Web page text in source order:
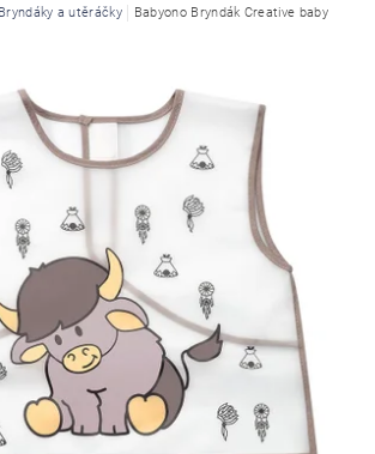
DĚTSKÉ OBLEČENÍ KONJAC ČLÁNKY
Bryndáky a utěráčky Babyono Bryndák Creative baby